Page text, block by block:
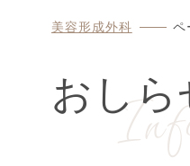
美容形成外科 ペ
おし